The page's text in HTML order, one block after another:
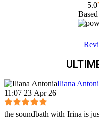
5.0
Iliana
11:07 23 Apr 26
the soundbath with Irina is